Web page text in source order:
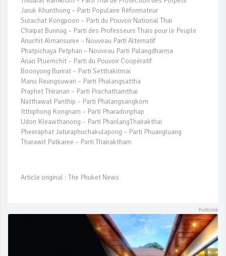
Jaruk Khunthong – Parti Populaire Réformateur
Surachat Kongpoon – Parti du Pouvoir National Thaï
Chaipat Bunnag – Parti des Professeurs Thaïs pour le Peuple
Anuchit Almansuree – Nouveau Parti Alternatif
Phatpichaya Petphan – Nouveau Parti Palangdharma
Anan Pluemchit – Parti du Pouvoir Coopératif
Boonyong Burirat – Parti Setthakitmai
Manu Reungsuwan – Parti Phalangsattha
Praphet Thiranan – Parti Prachathamthai
Natthawat Panthip – Parti Phalangsangkom
Itthiphong Kongnam – Parti Pharadonphap
Udon Kleawthanong – Parti PhanlangThairakthai
Pheeraphat Jaturaphuchakulapong – Parti Phuangluang
Tharawit Patkaree – Parti Thairaktham
Article original : The Phuket News